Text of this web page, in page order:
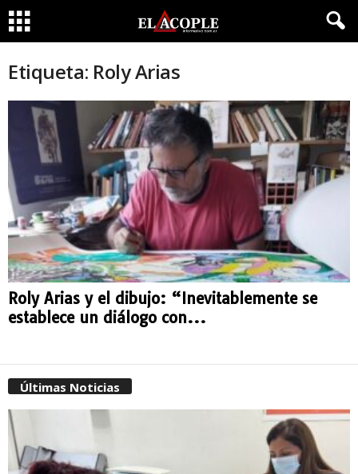
Etiqueta: Roly Arias
Roly Arias y el dibujo: “Inevitablemente se
establece un diálogo con...
Últimas Noticias